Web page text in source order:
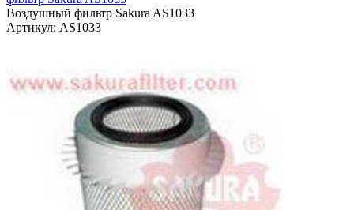
Воздушный фильтр Sakura AS1033
Артикул: AS1033